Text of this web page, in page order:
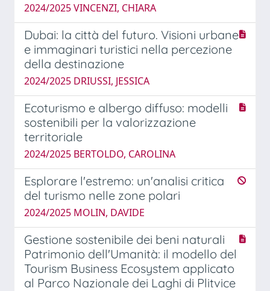
2024/2025 VINCENZI, CHIARA
Dubai: la città del futuro. Visioni urbane
e immaginari turistici nella percezione
della destinazione
2024/2025 DRIUSSI, JESSICA
Ecoturismo e albergo diffuso: modelli
sostenibili per la valorizzazione
territoriale
2024/2025 BERTOLDO, CAROLINA
Esplorare l'estremo: un'analisi critica
del turismo nelle zone polari
2024/2025 MOLIN, DAVIDE
Gestione sostenibile dei beni naturali
Patrimonio dell'Umanità: il modello del
Tourism Business Ecosystem applicato
al Parco Nazionale dei Laghi di Plitvice